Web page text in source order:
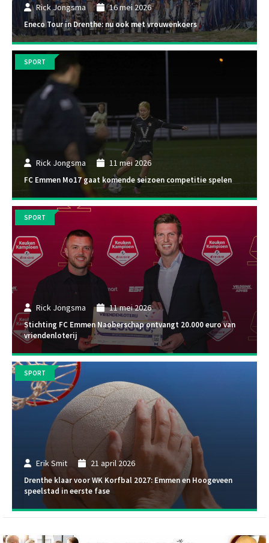
Rick Jongsma 16 mei 2026
Eneco Tour in Drenthe: nu ook met vrouwenkoers
Rick Jongsma 11 mei 2026
FC Emmen Mo17 gaat komende seizoen competitie spelen
SPORT
Rick Jongsma 11 mei 2026
Stichting FC Emmen Naoberschap ontvangt 20.000 euro van
vriendenloterij
SPORT
Erik Smit 21 april 2026
Drenthe klaar voor WK Korfbal 2027: Emmen en Hoogeveen
speelstad in eerste fase
SPORT